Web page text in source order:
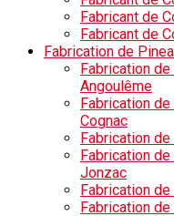
Fabricant de
Fabricant de
Fabrication de
Fabrication
Angoulême
Fabrication
Cognac
Fabrication
Fabrication
Jonzac
Fabrication
Fabrication